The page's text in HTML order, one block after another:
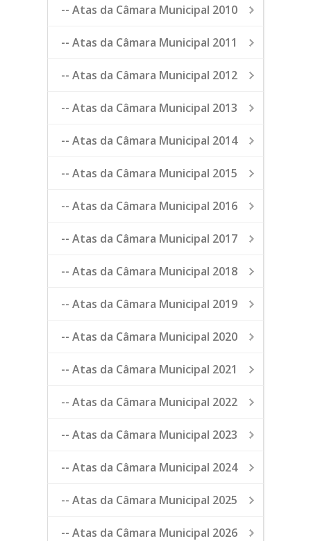
-- Atas da Câmara Municipal 2010
-- Atas da Câmara Municipal 2011
-- Atas da Câmara Municipal 2012
-- Atas da Câmara Municipal 2013
-- Atas da Câmara Municipal 2014
-- Atas da Câmara Municipal 2015
-- Atas da Câmara Municipal 2016
-- Atas da Câmara Municipal 2017
-- Atas da Câmara Municipal 2018
-- Atas da Câmara Municipal 2019
-- Atas da Câmara Municipal 2020
-- Atas da Câmara Municipal 2021
-- Atas da Câmara Municipal 2022
-- Atas da Câmara Municipal 2023
-- Atas da Câmara Municipal 2024
-- Atas da Câmara Municipal 2025
-- Atas da Câmara Municipal 2026